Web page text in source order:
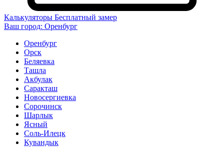
Калькуляторы Бесплатный замер
Ваш город: Оренбург
Оренбург
Орск
Беляевка
Ташла
Акбулак
Саракташ
Новосергиевка
Сорочинск
Шарлык
Ясный
Соль-Илецк
Кувандык